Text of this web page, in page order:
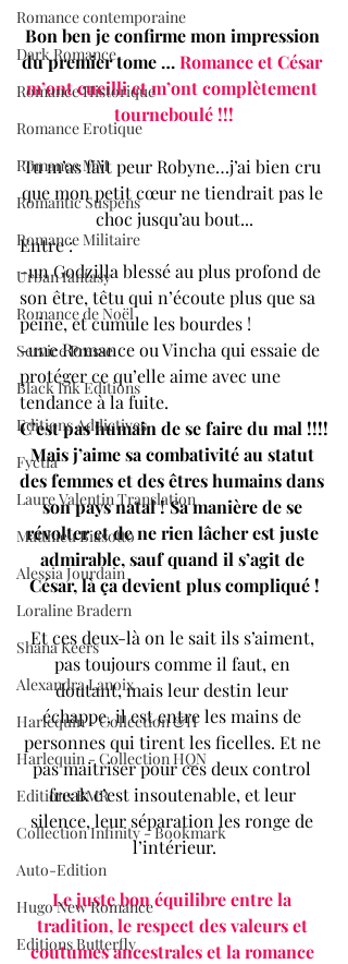
Romance contemporaine
Dark Romance
Romance Historique
Romance Erotique
Romance MM
Romantic Suspens
Romance Militaire
Urban fantasy
Romance de Noël
Service Presse
Black Ink Editions
Editions Addictives
Fyctia
Laure Valentin Translation
Matthieu Biasotto
Alessia Jourdain
Loraline Bradern
Shana Keers
Alexandra Lanoix
Harlequin - Collection &H
Harlequin - Collection HQN
Editions BMR
Collection Infinity - Bookmark
Auto-Edition
Hugo New Romance
Editions Butterfly
Bon ben je confirme mon impression
du premier tome … Romance et César
m’ont cueilli et m’ont complètement
tourneboulé !!!
Tu m’as fait peur Robyne…j’ai bien cru
que mon petit cœur ne tiendrait pas le
choc jusqu’au bout...
Entre :
-un Godzilla blessé au plus profond de
son être, têtu qui n’écoute plus que sa
peine, et cumule les bourdes !
-une Romance ou Vincha qui essaie de
protéger ce qu’elle aime avec une
tendance à la fuite.
C’est pas humain de se faire du mal !!!!
Mais j’aime sa combativité au statut
des femmes et des êtres humains dans
son pays natal ! Sa manière de se
révolter et de ne rien lâcher est juste
admirable, sauf quand il s’agit de
César, là ça devient plus compliqué !
Et ces deux-là on le sait ils s’aiment,
pas toujours comme il faut, en
doutant, mais leur destin leur
échappe, il est entre les mains de
personnes qui tirent les ficelles. Et ne
pas maitriser pour ces deux control
freak c’est insoutenable, et leur
silence, leur séparation les ronge de
l’intérieur.
Le juste bon équilibre entre la
tradition, le respect des valeurs et
coutumes ancestrales et la romance